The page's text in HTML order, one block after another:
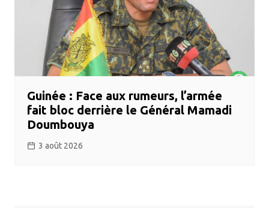
Guinée : Face aux rumeurs, l’armée
fait bloc derrière le Général Mamadi
Doumbouya
3 août 2026